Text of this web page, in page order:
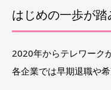
はじめの一歩が
2020年からテレワーク
各企業では早期退職や